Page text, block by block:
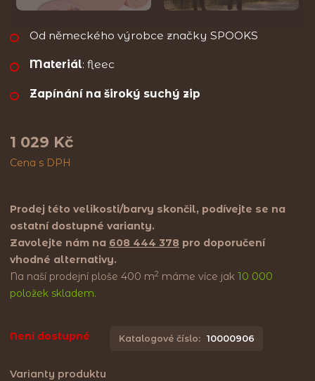
Od německého výrobce značky SPOOKS
Materiál: fleec
Zapínání na široký suchý zip
1 029 Kč
Cena s DPH
Prodej této velikosti/barvy skončil, podívejte se na
ostatní dostupné varianty.
Zavolejte nám na 608 444 378 pro doporučení
vhodné alternativy.
Na naší prodejní ploše 400 m2 máme více jak 10 000
položek skladem.
Není dostupné Katalogové číslo: 10000906
Varianty produktu